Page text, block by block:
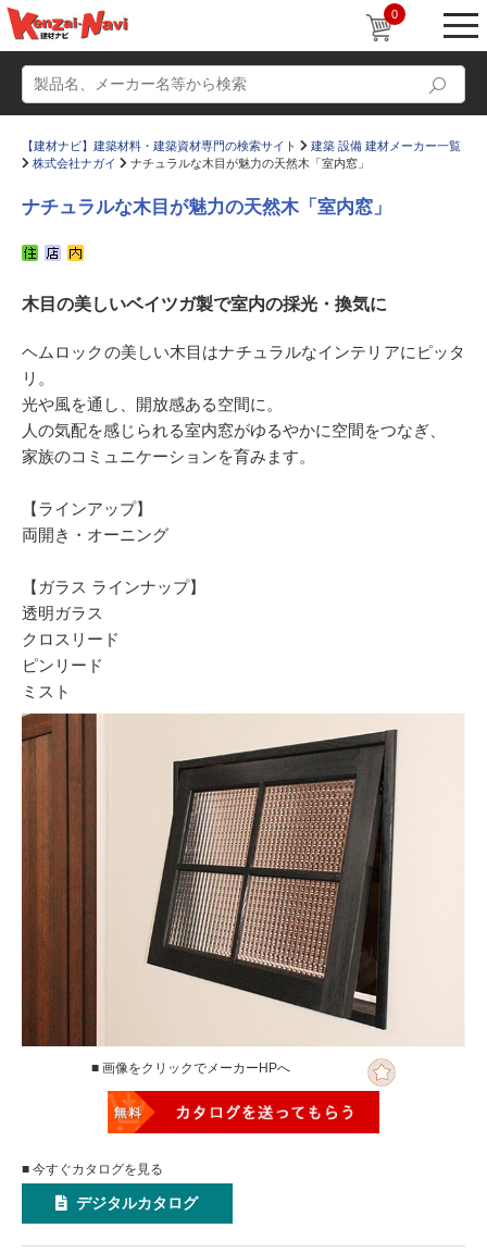
0
かたなび コラム
すまいリング 設計士インタビュー
Q＆A
お気に入り
【建材ナビ】建築材料・建築資材専門の検索サイト
建築 設備 建材メーカー一覧
株式会社ナガイ
ナチュラルな木目が魅力の天然木「室内窓」
ナチュラルな木目が魅力の天然木「室内窓」
木目の美しいベイツガ製で室内の採光・換気に
ヘムロックの美しい木目はナチュラルなインテリアにピッタ
リ。
光や風を通し、開放感ある空間に。
人の気配を感じられる室内窓がゆるやかに空間をつなぎ、
家族のコミュニケーションを育みます。
【ラインアップ】
両開き・オーニング
【ガラス ラインナップ】
透明ガラス
クロスリード
ピンリード
ミスト
■ 画像をクリックでメーカーHPへ
■ 今すぐカタログを見る
デジタルカタログ